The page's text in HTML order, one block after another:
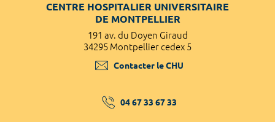
CENTRE HOSPITALIER UNIVERSITAIRE
DE MONTPELLIER
191 av. du Doyen Giraud
34295 Montpellier cedex 5
Contacter le CHU
04 67 33 67 33